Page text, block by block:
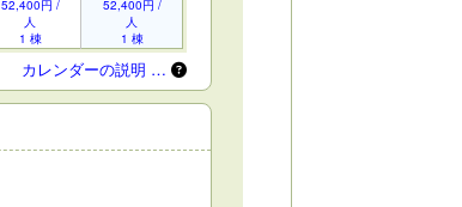
52,400円 /
人
1 棟
52,400円 /
人
1 棟
カレンダーの説明 …